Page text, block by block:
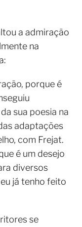
a admiração
na
porque é
sua poesia na
adaptações
com Frejat.
é um desejo
diversos
já tenho feito
se